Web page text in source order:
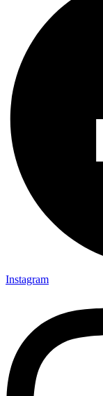
Instagram